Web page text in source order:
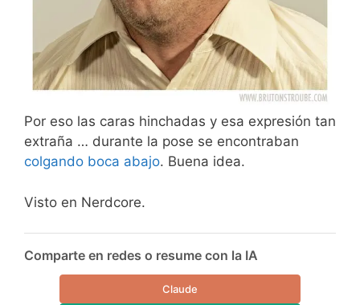
Por eso las caras hinchadas y esa expresión tan
extraña … durante la pose se encontraban
colgando boca abajo. Buena idea.
Visto en Nerdcore.
Comparte en redes o resume con la IA
Claude